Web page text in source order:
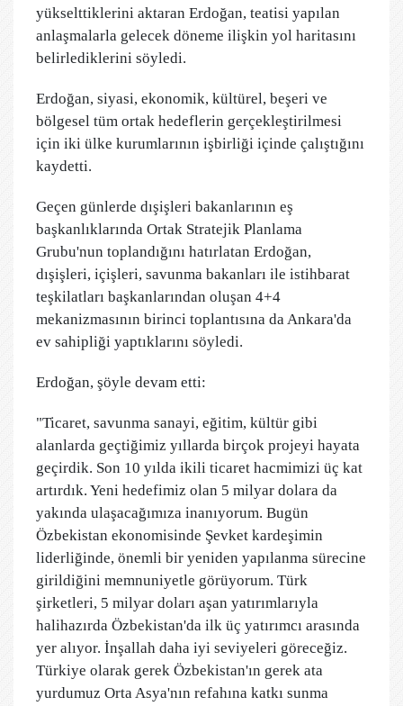
yükselttiklerini aktaran Erdoğan, teatisi yapılan
anlaşmalarla gelecek döneme ilişkin yol haritasını
belirlediklerini söyledi.
Erdoğan, siyasi, ekonomik, kültürel, beşeri ve
bölgesel tüm ortak hedeflerin gerçekleştirilmesi
için iki ülke kurumlarının işbirliği içinde çalıştığını
kaydetti.
Geçen günlerde dışişleri bakanlarının eş
başkanlıklarında Ortak Stratejik Planlama
Grubu'nun toplandığını hatırlatan Erdoğan,
dışişleri, içişleri, savunma bakanları ile istihbarat
teşkilatları başkanlarından oluşan 4+4
mekanizmasının birinci toplantısına da Ankara'da
ev sahipliği yaptıklarını söyledi.
Erdoğan, şöyle devam etti:
"Ticaret, savunma sanayi, eğitim, kültür gibi
alanlarda geçtiğimiz yıllarda birçok projeyi hayata
geçirdik. Son 10 yılda ikili ticaret hacmimizi üç kat
artırdık. Yeni hedefimiz olan 5 milyar dolara da
yakında ulaşacağımıza inanıyorum. Bugün
Özbekistan ekonomisinde Şevket kardeşimin
liderliğinde, önemli bir yeniden yapılanma sürecine
girildiğini memnuniyetle görüyorum. Türk
şirketleri, 5 milyar doları aşan yatırımlarıyla
halihazırda Özbekistan'da ilk üç yatırımcı arasında
yer alıyor. İnşallah daha iyi seviyeleri göreceğiz.
Türkiye olarak gerek Özbekistan'ın gerek ata
yurdumuz Orta Asya'nın refahına katkı sunma